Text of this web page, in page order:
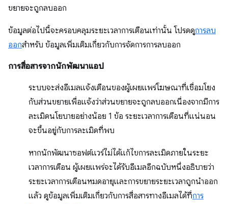
ขยายจะถูกลบออก
ข้อมูลต่อไปนี้จะครอบคลุมระยะเวลาการเตือนเท่านั้น โปรดดูการลบ
ออกสำหรับ ข้อมูลเพิ่มเติมเกี่ยวกับการจัดการการลบออก
การสื่อสารจากนักพัฒนาแอป
ระบบจะส่งอีเมลแจ้งเตือนของผู้เผยแพร่โฆษณาที่เชื่อมโยง
กับส่วนขยายเพื่อแจ้งว่าส่วนขยายจะถูกลบออกเนื่องจากมีการ
ละเมิดนโยบายอย่างน้อย 1 ข้อ ระยะเวลาการเตือนที่แน่นอน
จะขึ้นอยู่กับการละเมิดที่พบ
หากนักพัฒนาซอฟต์แวร์ไม่ได้แก้ไขการละเมิดภายในระยะ
เวลาการเตือน ผู้เผยแพร่จะได้รับอีเมลอีกฉบับหนึ่งอธิบายว่า
ระยะเวลาการเตือนหมดอายุและการขยายระยะเวลาถูกนำออก
แล้ว ดูข้อมูลเพิ่มเติมเกี่ยวกับการสื่อสารทางอีเมลได้ที่การ